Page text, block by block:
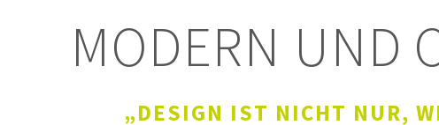
PROJEKTE
MODERN UND
„DESIGN IST NICHT NUR,